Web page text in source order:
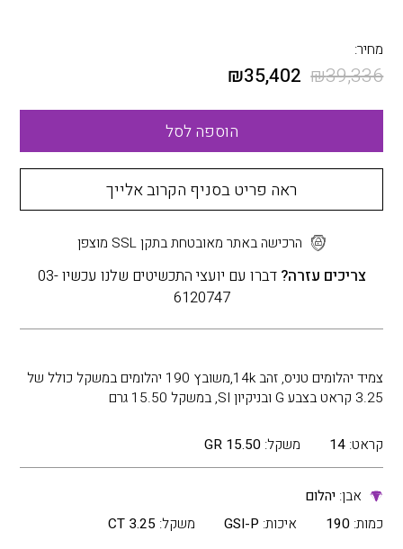
מחיר:
₪39,336
₪35,402
הוספה לסל
ראה פריט בסניף הקרוב אלייך
הרכישה באתר מאובטחת בתקן SSL מוצפן
צריכים עזרה?
דברו עם יועצי התכשיטים שלנו עכשיו 03-
6120747
צמיד יהלומים טניס, זהב 14k,משובץ 190 יהלומים במשקל כולל של
3.25 קראט בצבע G ובניקיון SI, במשקל 15.50 גרם
קראט: 14 משקל: 15.50 GR
אבן:יהלום
כמות: 190 איכות: GSI-P משקל: 3.25 CT